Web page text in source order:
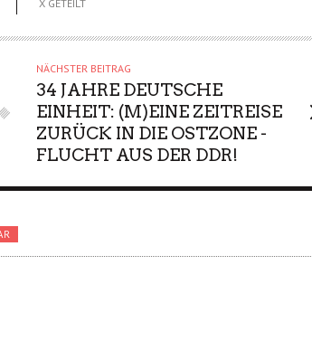
X GETEILT
NÄCHSTER BEITRAG
34 JAHRE DEUTSCHE
EINHEIT: (M)EINE ZEITREISE
ZURÜCK IN DIE OSTZONE -
FLUCHT AUS DER DDR!